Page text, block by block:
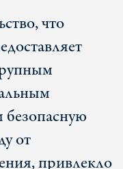
что
от
привлекло